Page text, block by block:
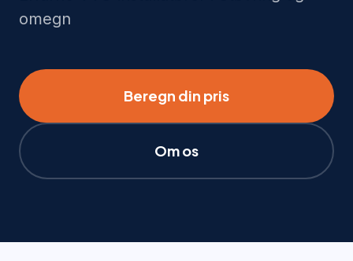
omegn
Beregn din pris
Om os